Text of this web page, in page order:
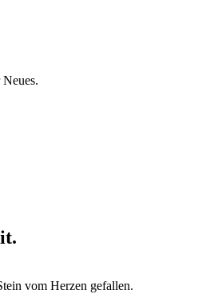
vom Herzen gefallen.